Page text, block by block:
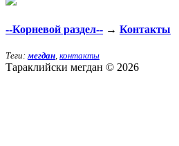
--Корневой раздел-- → Контакты
Теги: мегдан контакты
Тараклийски мегдан © 2026